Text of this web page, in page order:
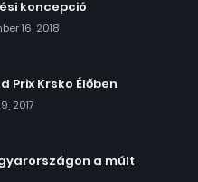
koncepció
16, 2018
Prix Krsko Élőben
2017
a múlt